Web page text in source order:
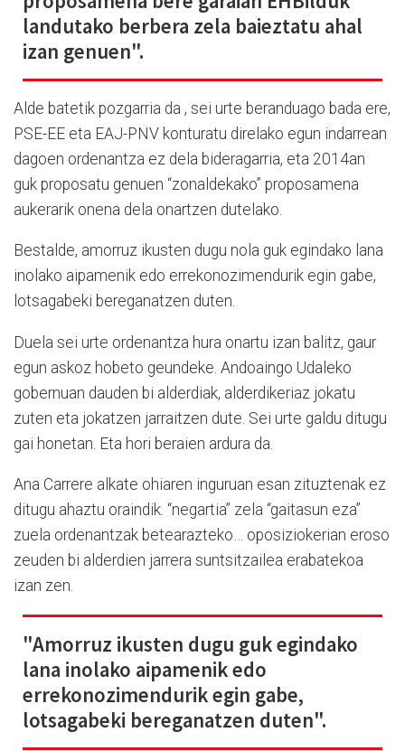
landutako berbera zela baieztatu ahal
izan genuen".
Alde batetik pozgarria da , sei urte beranduago bada ere,
PSE-EE eta EAJ-PNV konturatu direlako egun indarrean
dagoen ordenantza ez dela bideragarria, eta 2014an
guk proposatu genuen “zonaldekako” proposamena
aukerarik onena dela onartzen dutelako.
Bestalde, amorruz ikusten dugu nola guk egindako lana
inolako aipamenik edo errekonozimendurik egin gabe,
lotsagabeki bereganatzen duten.
Duela sei urte ordenantza hura onartu izan balitz, gaur
egun askoz hobeto geundeke. Andoaingo Udaleko
gobernuan dauden bi alderdiak, alderdikeriaz jokatu
zuten eta jokatzen jarraitzen dute. Sei urte galdu ditugu
gai honetan. Eta hori beraien ardura da.
Ana Carrere alkate ohiaren inguruan esan zituztenak ez
ditugu ahaztu oraindik. “negartia” zela “gaitasun eza”
zuela ordenantzak betearazteko… oposiziokerian eroso
zeuden bi alderdien jarrera suntsitzailea erabatekoa
izan zen.
"Amorruz ikusten dugu guk egindako
lana inolako aipamenik edo
errekonozimendurik egin gabe,
lotsagabeki bereganatzen duten".